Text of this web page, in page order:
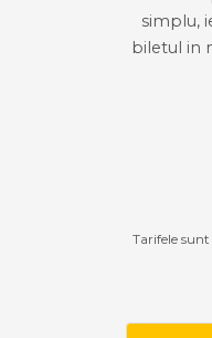
simplu,
biletul in
Tarifele